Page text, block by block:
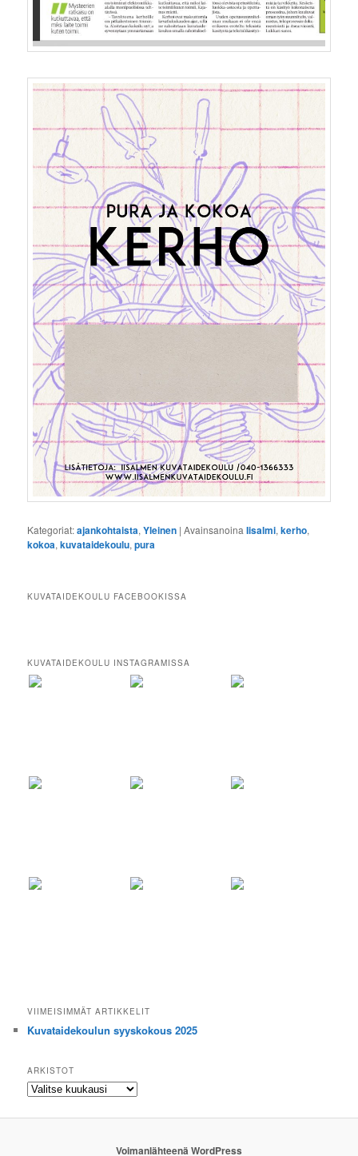
Kategoriat:ajankohtaista,Yleinen |Avainsanoina Iisalmi,kerho,
kokoa,kuvataidekoulu,pura
KUVATAIDEKOULU FACEBOOKISSA
KUVATAIDEKOULU INSTAGRAMISSA
VIIMEISIMMÄT ARTIKKELIT
Kuvataidekoulun syyskokous 2025
ARKISTOT
Arkistot
Voimanlähteenä WordPress